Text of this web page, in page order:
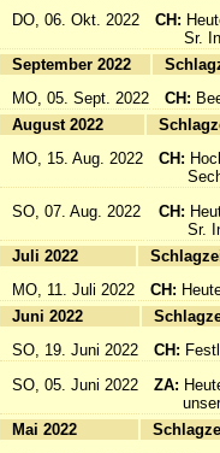
DO, 06. Okt. 2022
CH:
Sr.
September 2022
MO, 05. Sept. 2022
CH:
August 2022
MO, 15. Aug. 2022
CH:
SO, 07. Aug. 2022
CH:
Sr.
Juli 2022
MO, 11. Juli 2022
CH:
Juni 2022
SO, 19. Juni 2022
CH:
SO, 05. Juni 2022
ZA:
Mai 2022